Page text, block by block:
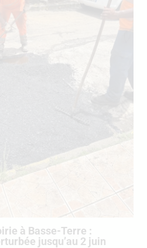
à Basse-Terre :
jusqu’au 2 juin